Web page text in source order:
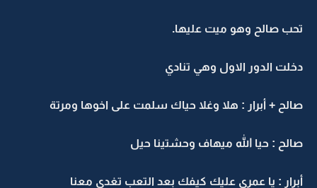
تحب صالح وهو ميت عليها.
دخلت الدور الاول وهي تنادي
صالح + أبرار : هلا وغلا حياك سلمت على اخوها ومرتة
صالح : حيا الله ميهاف وحشتينا حيل
أبرار : يا عمري عليك كيفك بعد التعب تغدي معنا